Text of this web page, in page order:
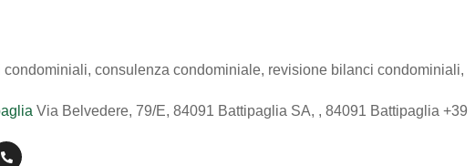
consulenza condominiale, revisione bilanci condominiali,
Via Belvedere, 79/E, 84091 Battipaglia SA, , 84091 Battipaglia +39